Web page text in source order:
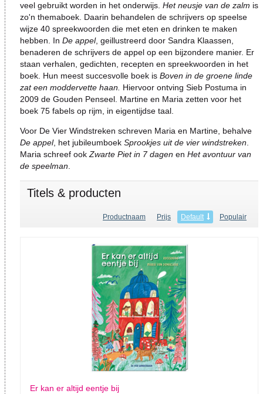
veel gebruikt worden in het onderwijs. Het neusje van de zalm is
zo'n themaboek. Daarin behandelen de schrijvers op speelse
wijze 40 spreekwoorden die met eten en drinken te maken
hebben. In De appel, geillustreerd door Sandra Klaassen,
benaderen de schrijvers de appel op een bijzondere manier. Er
staan verhalen, gedichten, recepten en spreekwoorden in het
boek. Hun meest succesvolle boek is Boven in de groene linde
zat een moddervette haan. Hiervoor ontving Sieb Postuma in
2009 de Gouden Penseel. Martine en Maria zetten voor het
boek 75 fabels op rijm, in eigentijdse taal.
Voor De Vier Windstreken schreven Maria en Martine, behalve
De appel, het jubileumboek Sprookjes uit de vier windstreken.
Maria schreef ookZwarte Piet in 7 dagen en Het avontuur van
de speelman.
Titels & producten
Productnaam Prijs Default Populair
Er kan er altijd eentje bij